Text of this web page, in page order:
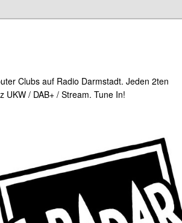
Clubs auf Radio Darmstadt. Jeden 2ten
UKW / DAB+ / Stream. Tune In!